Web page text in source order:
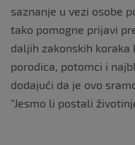
saznanje u vezi osobe
tako pomogne prijavi
daljih zakonskih koraka
porodica, potomci i
dodajući da je ovo
“Jesmo li postali